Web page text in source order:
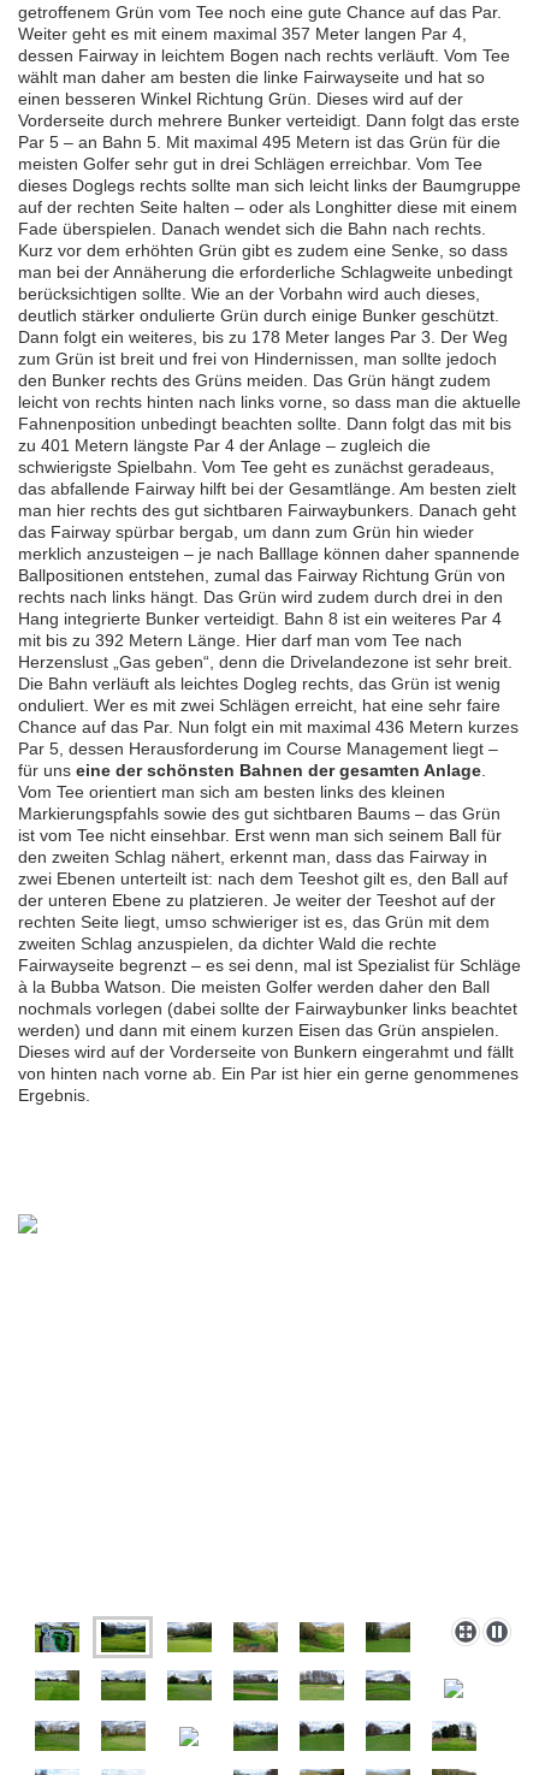
getroffenem Grün vom Tee noch eine gute Chance auf das Par.
Weiter geht es mit einem maximal 357 Meter langen Par 4,
dessen Fairway in leichtem Bogen nach rechts verläuft. Vom Tee
wählt man daher am besten die linke Fairwayseite und hat so
einen besseren Winkel Richtung Grün. Dieses wird auf der
Vorderseite durch mehrere Bunker verteidigt. Dann folgt das erste
Par 5 – an Bahn 5. Mit maximal 495 Metern ist das Grün für die
meisten Golfer sehr gut in drei Schlägen erreichbar. Vom Tee
dieses Doglegs rechts sollte man sich leicht links der Baumgruppe
auf der rechten Seite halten – oder als Longhitter diese mit einem
Fade überspielen. Danach wendet sich die Bahn nach rechts.
Kurz vor dem erhöhten Grün gibt es zudem eine Senke, so dass
man bei der Annäherung die erforderliche Schlagweite unbedingt
berücksichtigen sollte. Wie an der Vorbahn wird auch dieses,
deutlich stärker ondulierte Grün durch einige Bunker geschützt.
Dann folgt ein weiteres, bis zu 178 Meter langes Par 3. Der Weg
zum Grün ist breit und frei von Hindernissen, man sollte jedoch
den Bunker rechts des Grüns meiden. Das Grün hängt zudem
leicht von rechts hinten nach links vorne, so dass man die aktuelle
Fahnenposition unbedingt beachten sollte. Dann folgt das mit bis
zu 401 Metern längste Par 4 der Anlage – zugleich die
schwierigste Spielbahn. Vom Tee geht es zunächst geradeaus,
das abfallende Fairway hilft bei der Gesamtlänge. Am besten zielt
man hier rechts des gut sichtbaren Fairwaybunkers. Danach geht
das Fairway spürbar bergab, um dann zum Grün hin wieder
merklich anzusteigen – je nach Balllage können daher spannende
Ballpositionen entstehen, zumal das Fairway Richtung Grün von
rechts nach links hängt. Das Grün wird zudem durch drei in den
Hang integrierte Bunker verteidigt. Bahn 8 ist ein weiteres Par 4
mit bis zu 392 Metern Länge. Hier darf man vom Tee nach
Herzenslust „Gas geben“, denn die Drivelandezone ist sehr breit.
Die Bahn verläuft als leichtes Dogleg rechts, das Grün ist wenig
onduliert. Wer es mit zwei Schlägen erreicht, hat eine sehr faire
Chance auf das Par. Nun folgt ein mit maximal 436 Metern kurzes
Par 5, dessen Herausforderung im Course Management liegt –
für uns eine der schönsten Bahnen der gesamten Anlage
Vom Tee orientiert man sich am besten links des kleinen
Markierungspfahls sowie des gut sichtbaren Baums – das Grün
ist vom Tee nicht einsehbar. Erst wenn man sich seinem Ball für
den zweiten Schlag nähert, erkennt man, dass das Fairway in
zwei Ebenen unterteilt ist: nach dem Teeshot gilt es, den Ball auf
der unteren Ebene zu platzieren. Je weiter der Teeshot auf der
rechten Seite liegt, umso schwieriger ist es, das Grün mit dem
zweiten Schlag anzuspielen, da dichter Wald die rechte
Fairwayseite begrenzt – es sei denn, mal ist Spezialist für Schläge
à la Bubba Watson. Die meisten Golfer werden daher den Ball
nochmals vorlegen (dabei sollte der Fairwaybunker links beachtet
werden) und dann mit einem kurzen Eisen das Grün anspielen.
Dieses wird auf der Vorderseite von Bunkern eingerahmt und fällt
von hinten nach vorne ab. Ein Par ist hier ein gerne genommenes
Ergebnis.